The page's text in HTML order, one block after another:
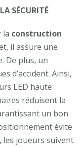
SÉCURITÉ
la construction
il assure une
De plus, un
d’accident. Ainsi,
LED haute
réduisent la
un bon
évite
les joueurs suivent